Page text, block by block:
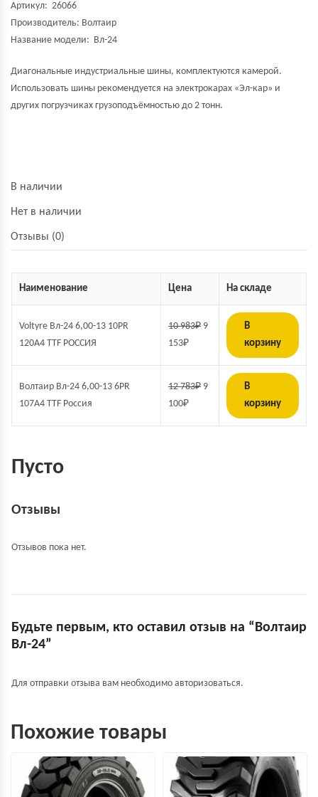
Артикул: 26066
Производитель: Волтаир
Название модели: Вл-24
Диагональные индустриальные шины, комплектуются камерой.
Использовать шины рекомендуется на электрокарах «Эл-кар» и
других погрузчиках грузоподъёмностью до 2 тонн.
В наличии
Нет в наличии
Отзывы (0)
Наименование Цена На складе
Voltyre Вл-24 6,00-13 10PR
120A4 TTF РОССИЯ
10 983₽ 9
153₽
В
корзину
Волтаир Вл-24 6,00-13 6PR
107A4 TTF Россия
12 783₽ 9
100₽
В
корзину
Пусто
Отзывы
Отзывов пока нет.
Будьте первым, кто оставил отзыв на “Волтаир
Вл-24”
Для отправки отзыва вам необходимо авторизоваться.
Похожие товары